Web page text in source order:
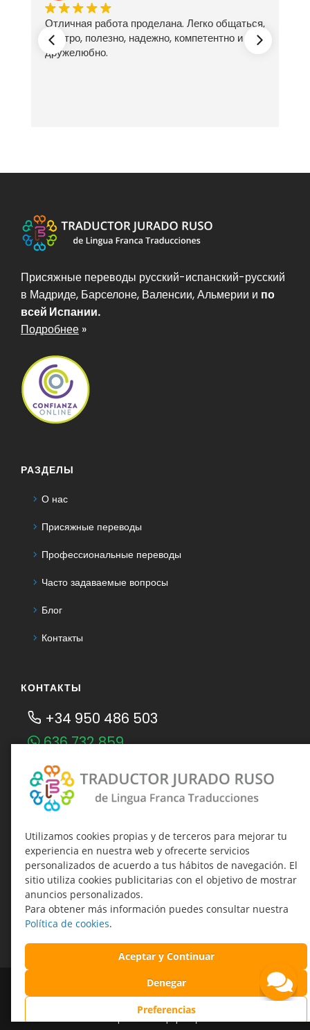
Utilizamos cookies propias y de terceros para mejorar tu
experiencia en nuestra web y ofrecerte servicios
personalizados de acuerdo a tus hábitos de navegación. El
sitio utiliza cookies publicitarias con el objetivo de mostrar
anuncios personalizados.
Para obtener más información puedes consultar nuestra
Política de cookies.
Aceptar y Continuar
Denegar
Preferencias
Отличная работа проделана. Легко общаться,
быстро, полезно, надежно, компетентно и
дружелюбно.
Присяжные переводы русский-испанский-русский
в Мадриде, Барселоне, Валенсии, Альмерии и по
всей Испании.
Подробнее »
РАЗДЕЛЫ
О нас
Присяжные переводы
Профессиональные переводы
Часто задаваемые вопросы
Блог
Контакты
КОНТАКТЫ
+34 950 486 503
636 732 859
Telegram Traductor Jurado Ruso
Telegram-канал о присяжных
переводах
traducciones@linguafranca.es
Время работы:
Пн.-Чт. 09:00–19:00
Пт. 09:00–17:00
НАШИ ОФИСЫ
Traductor Jurado Ruso © Все права защищены. 2026
Политика конфиденциальности
Политика Cookies
Правовая информация